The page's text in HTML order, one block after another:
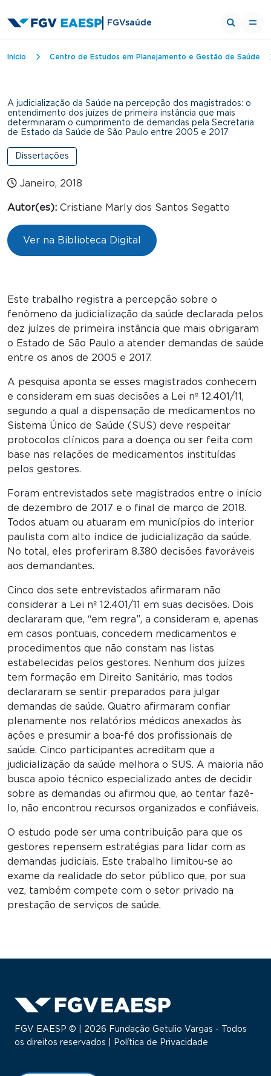
FGVsaúde
Trilha de navegação
Início Centro de Estudos em Planejamento e Gestão de Saúde
A judicialização da Saúde na percepção dos magistrados: o
entendimento dos juízes de primeira instância que mais
determinaram o cumprimento de demandas pela Secretaria
de Estado da Saúde de São Paulo entre 2005 e 2017
Dissertações
Janeiro, 2018
Autor(es): Cristiane Marly dos Santos Segatto
Ver na Biblioteca Digital
Este trabalho registra a percepção sobre o
fenômeno da judicialização da saúde declarada pelos
dez juízes de primeira instância que mais obrigaram
o Estado de São Paulo a atender demandas de saúde
entre os anos de 2005 e 2017.
A pesquisa aponta se esses magistrados conhecem
e consideram em suas decisões a Lei nº 12.401/11,
segundo a qual a dispensação de medicamentos no
Sistema Único de Saúde (SUS) deve respeitar
protocolos clínicos para a doença ou ser feita com
base nas relações de medicamentos instituídas
pelos gestores.
Foram entrevistados sete magistrados entre o início
de dezembro de 2017 e o final de março de 2018.
Todos atuam ou atuaram em municípios do interior
paulista com alto índice de judicialização da saúde.
No total, eles proferiram 8.380 decisões favoráveis
aos demandantes.
Cinco dos sete entrevistados afirmaram não
considerar a Lei nº 12.401/11 em suas decisões. Dois
declararam que, “em regra”, a consideram e, apenas
em casos pontuais, concedem medicamentos e
procedimentos que não constam nas listas
estabelecidas pelos gestores. Nenhum dos juízes
tem formação em Direito Sanitário, mas todos
declararam se sentir preparados para julgar
demandas de saúde. Quatro afirmaram confiar
plenamente nos relatórios médicos anexados às
ações e presumir a boa-fé dos profissionais de
saúde. Cinco participantes acreditam que a
judicialização da saúde melhora o SUS. A maioria não
busca apoio técnico especializado antes de decidir
sobre as demandas ou afirmou que, ao tentar fazê-
lo, não encontrou recursos organizados e confiáveis.
O estudo pode ser uma contribuição para que os
gestores repensem estratégias para lidar com as
demandas judiciais. Este trabalho limitou-se ao
exame da realidade do setor público que, por sua
vez, também compete com o setor privado na
prestação de serviços de saúde.
FGV EAESP © | 2026 Fundação Getulio Vargas - Todos
os direitos reservados |
Política de Privacidade